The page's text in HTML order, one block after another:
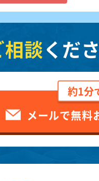
談くだ
約1分
メールで無料